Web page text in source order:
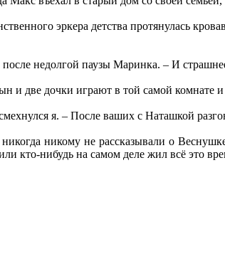
эркера детства протянулась
после недолгой паузы Маринка. – И
и две дочки играют в той самой комнате
я. – После ваших с Наташкой
никому не рассказывали о
кто-нибудь на самом деле жил всё это